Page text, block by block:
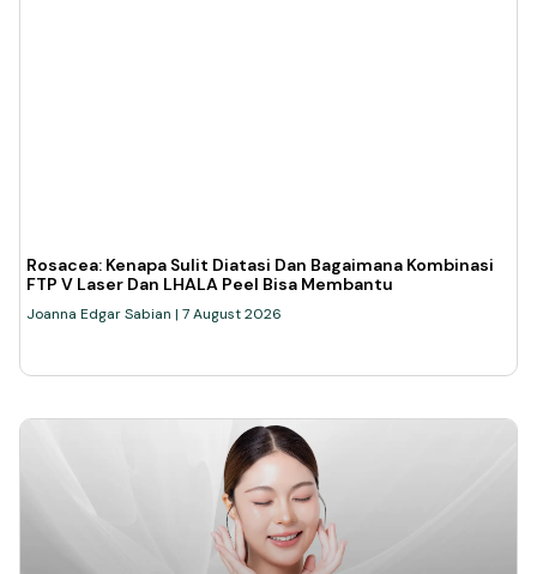
Rosacea: Kenapa Sulit Diatasi Dan Bagaimana Kombinasi
FTP V Laser Dan LHALA Peel Bisa Membantu
Joanna Edgar Sabian 7 August 2026